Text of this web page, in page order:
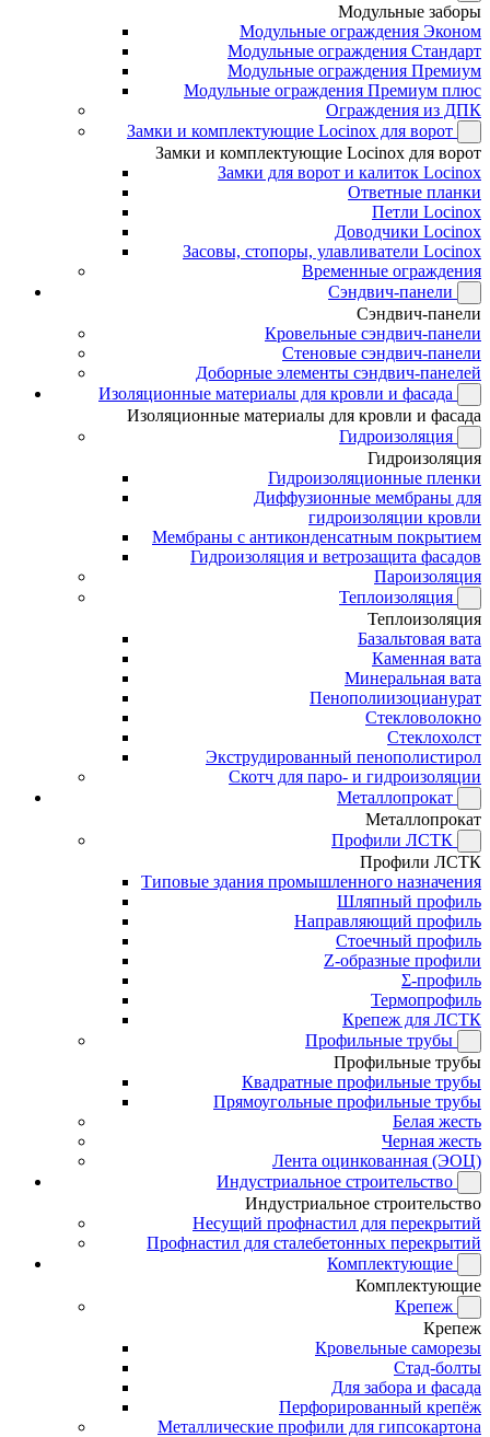
Модульные заборы
Модульные ограждения Эконом
Модульные ограждения Стандарт
Модульные ограждения Премиум
Модульные ограждения Премиум плюс
Ограждения из ДПК
Замки и комплектующие Locinox для ворот
Замки и комплектующие Locinox для ворот
Замки для ворот и калиток Locinox
Ответные планки
Петли Locinox
Доводчики Locinox
Засовы, стопоры, улавливатели Locinox
Временные ограждения
Сэндвич-панели
Сэндвич-панели
Кровельные сэндвич-панели
Стеновые сэндвич-панели
Доборные элементы сэндвич-панелей
Изоляционные материалы для кровли и фасада
Изоляционные материалы для кровли и фасада
Гидроизоляция
Гидроизоляция
Гидроизоляционные пленки
Диффузионные мембраны для
гидроизоляции кровли
Мембраны с антиконденсатным покрытием
Гидроизоляция и ветрозащита фасадов
Пароизоляция
Теплоизоляция
Теплоизоляция
Базальтовая вата
Каменная вата
Минеральная вата
Пенополиизоцианурат
Стекловолокно
Стеклохолст
Экструдированный пенополистирол
Скотч для паро- и гидроизоляции
Металлопрокат
Металлопрокат
Профили ЛСТК
Профили ЛСТК
Типовые здания промышленного назначения
Шляпный профиль
Направляющий профиль
Стоечный профиль
Z-образные профили
Σ-профиль
Термопрофиль
Крепеж для ЛСТК
Профильные трубы
Профильные трубы
Квадратные профильные трубы
Прямоугольные профильные трубы
Белая жесть
Черная жесть
Лента оцинкованная (ЭОЦ)
Индустриальное строительство
Индустриальное строительство
Несущий профнастил для перекрытий
Профнастил для сталебетонных перекрытий
Комплектующие
Комплектующие
Крепеж
Крепеж
Кровельные саморезы
Стад-болты
Для забора и фасада
Перфорированный крепёж
Металлические профили для гипсокартона